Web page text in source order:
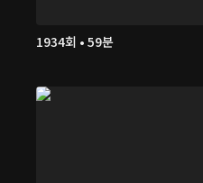
1934회 • 59분